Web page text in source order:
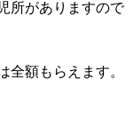
所がありますので
全額もらえます。